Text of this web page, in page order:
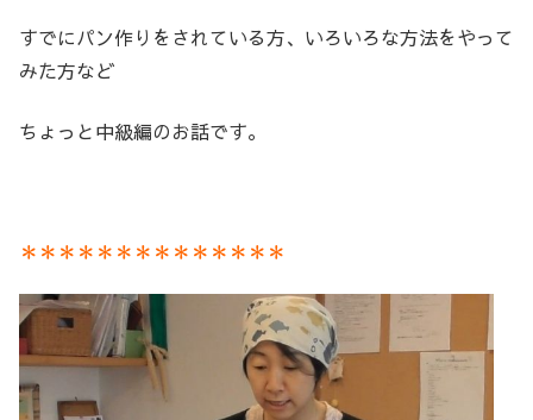
すでにパン作りをされている方、いろいろな方法をやって
みた方など
ちょっと中級編のお話です。
＊＊＊＊＊＊＊＊＊＊＊＊＊＊